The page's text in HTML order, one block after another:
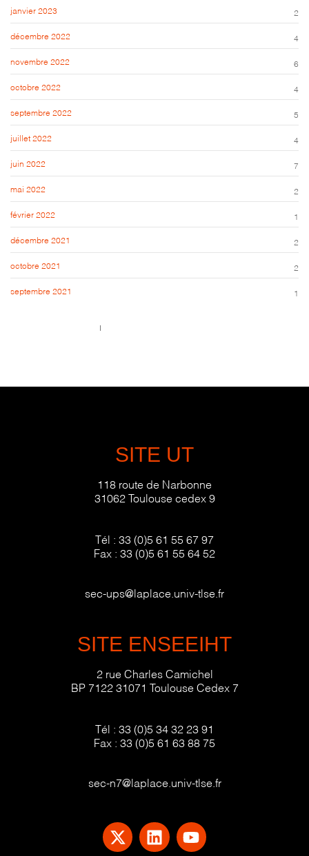
janvier 2023 2
décembre 2022 4
novembre 2022 6
octobre 2022 4
septembre 2022 5
juillet 2022 4
juin 2022 7
mai 2022 2
février 2022 1
décembre 2021 2
octobre 2021 2
septembre 2021 1
SITE UT
118 route de Narbonne
31062 Toulouse cedex 9
Tél : 33 (0)5 61 55 67 97
Fax : 33 (0)5 61 55 64 52
sec-ups@laplace.univ-tlse.fr
SITE ENSEEIHT
2 rue Charles Camichel
BP 7122 31071 Toulouse Cedex 7
Tél : 33 (0)5 34 32 23 91
Fax : 33 (0)5 61 63 88 75
sec-n7@laplace.univ-tlse.fr